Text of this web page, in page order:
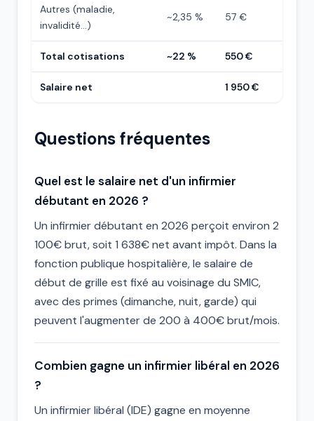
Autres (maladie,
invalidité…)
~2,35 % 57 €
Total cotisations ~22 % 550 €
Salaire net 1 950 €
Questions fréquentes
Quel est le salaire net d'un infirmier
débutant en 2026 ?
Un infirmier débutant en 2026 perçoit environ 2
100€ brut, soit 1 638€ net avant impôt. Dans la
fonction publique hospitalière, le salaire de
début de grille est fixé au voisinage du SMIC,
avec des primes (dimanche, nuit, garde) qui
peuvent l'augmenter de 200 à 400€ brut/mois.
Combien gagne un infirmier libéral en 2026
?
Un infirmier libéral (IDE) gagne en moyenne